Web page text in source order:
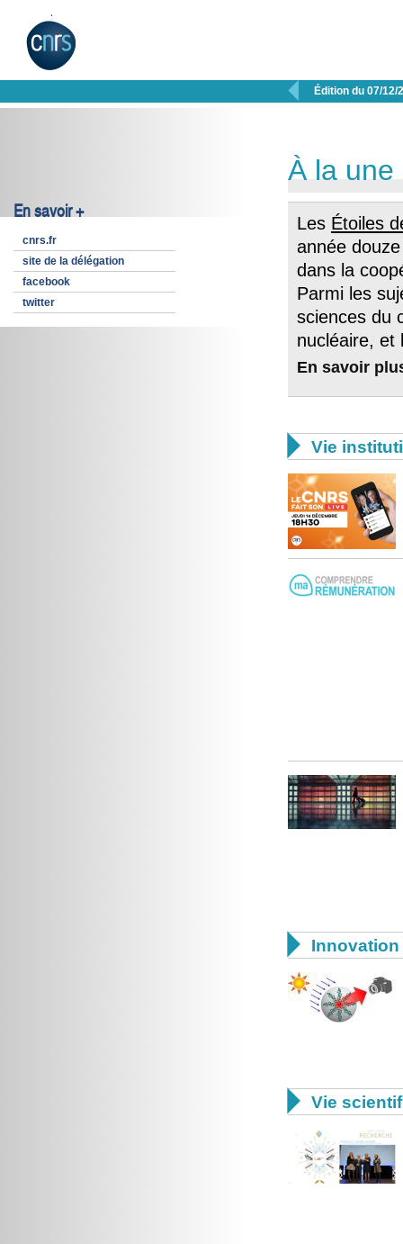
 Édition du 07/12/
En savoir +
cnrs.fr
site de la délégation
facebook
twitter
À la une
Les Étoiles
année
dans la
Parmi les
sciences du
nucléaire, et
En savoir
 Vie

 Vie